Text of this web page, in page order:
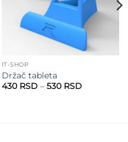
IT-SHOP
Držač tableta
430 RSD – 530 RSDRaspon